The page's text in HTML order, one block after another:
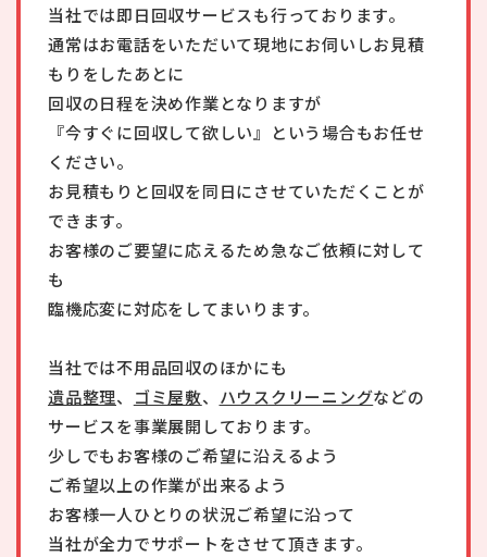
当社では即日回収サービスも行っております。
通常はお電話をいただいて現地にお伺いしお見積
もりをしたあとに
回収の日程を決め作業となりますが
『今すぐに回収して欲しい』という場合もお任せ
ください。
お見積もりと回収を同日にさせていただくことが
できます。
お客様のご要望に応えるため急なご依頼に対して
も
臨機応変に対応をしてまいります。
当社では不用品回収のほかにも
遺品整理、 ゴミ屋敷、 ハウスクリーニングなどの
サービスを事業展開しております。
少しでもお客様のご希望に沿えるよう
ご希望以上の作業が出来るよう
お客様一人ひとりの状況ご希望に沿って
当社が全力でサポートをさせて頂きます。